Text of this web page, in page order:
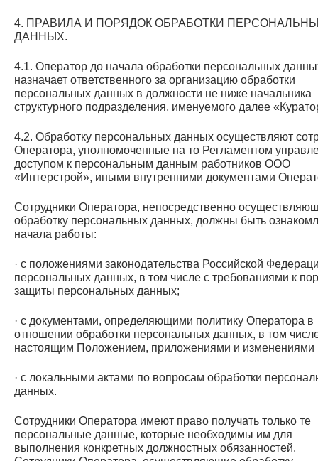
4. ПРАВИЛА И ПОРЯДОК ОБРАБОТКИ
ДАННЫХ.
4.1. Оператор до начала обработки персональных
назначает ответственного за организацию обработки
персональных данных в должности не ниже начальника
структурного подразделения, именуемого далее
4.2. Обработку персональных данных осуществляют
Оператора, уполномоченные на то Регламентом
доступом к персональным данным работников ООО
«Интерстрой», иными внутренними документами
Сотрудники Оператора, непосредственно
обработку персональных данных, должны быть
начала работы:
· с положениями законодательства Российской
персональных данных, в том числе с требованиями к
защиты персональных данных;
· с документами, определяющими политику Оператора в
отношении обработки персональных данных, в том
настоящим Положением, приложениями и изменениями
· с локальными актами по вопросам обработки
данных.
Сотрудники Оператора имеют право получать только те
персональные данные, которые необходимы им для
выполнения конкретных должностных обязанностей.